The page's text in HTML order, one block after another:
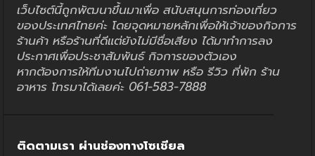
เว็บไซต์นี้ถูกพัฒนาขึ้นมาเพื่อ สนับสนุนการท่องเที่ยว
ของประเทศไทยค่ะ โดยจุดหมายหลักเพื่อให้เจ้าของกิจการ
ร้านค้า หรือร้านที่ดีแต่ยังไม่มีชื่อเสียง ได้มาทำการลง
ประกาศเพื่อประชาสัมพันธ์ กิจการของตัวเอง
หากต้องการให้ทีมงานไปถ่ายภาพ หรือ รีวิว ที่พัก ร้าน
อาหาร โทรมาได้เลยค่ะ 061-583-7888
ติดตามเรา ผ่านช่องทางโซเชียล